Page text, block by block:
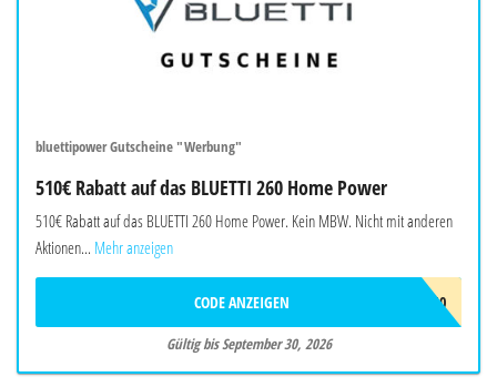
bluettipower Gutscheine "Werbung"
510€ Rabatt auf das BLUETTI 260 Home Power
510€ Rabatt auf das BLUETTI 260 Home Power. Kein MBW. Nicht mit anderen
Aktionen... Mehr anzeigen
BALAFF510
CODE ANZEIGEN
Gültig bis September 30, 2026